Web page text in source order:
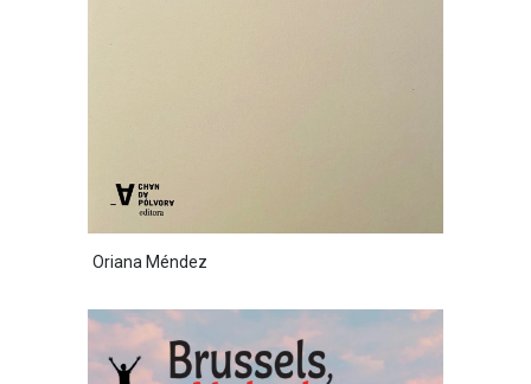
Oriana Méndez